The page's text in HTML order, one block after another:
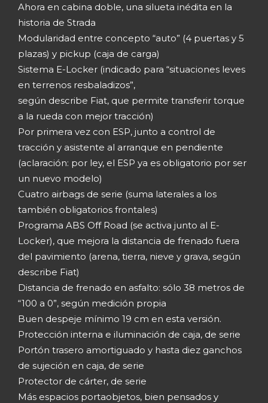
Ahora en cabina doble, una silueta inédita en la
historia de Strada
Modularidad entre concepto “auto” (4 puertas y 5
plazas) y pickup (caja de carga)
Sistema E-Locker (indicado para “situaciones leves
en terrenos resbaladizos”,
según describe Fiat, que permite transferir torque
a la rueda con mejor tracción)
Por primera vez con ESP, junto a control de
tracción y asistente al arranque en pendiente
(aclaración: por ley, el ESP ya es obligatorio por ser
un nuevo modelo)
Cuatro airbags de serie (suma laterales a los
también obligatorios frontales)
Programa ABS Off Road (se activa junto al E-
Locker), que mejora la distancia de frenado fuera
del pavimiento (arena, tierra, nieve y grava, según
describe Fiat)
Distancia de frenado en asfalto: sólo 38 metros de
“100 a 0”, según medición propia
Buen despeje mínimo 19 cm en esta versión.
Protección interna e iluminación de caja, de serie
Portón trasero amortiguado y hasta diez ganchos
de sujeción en caja, de serie
Protector de cárter, de serie
Más espacios portaobjetos, bien pensados y